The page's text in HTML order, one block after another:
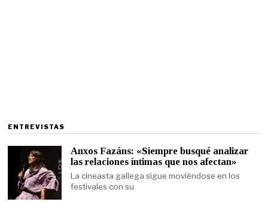
ENTREVISTAS
Anxos Fazáns: «Siempre busqué analizar
las relaciones íntimas que nos afectan»
La cineasta gallega sigue moviéndose en los
festivales con su